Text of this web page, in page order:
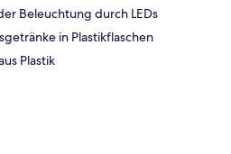
Beleuchtung durch LEDs
in Plastikflaschen
Plastik